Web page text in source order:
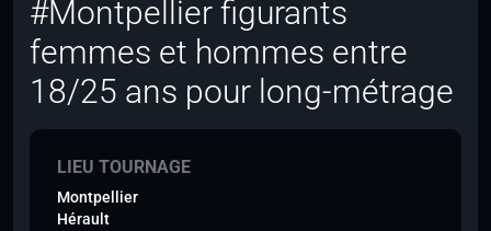
#Montpellier figurants
femmes et hommes entre
18/25 ans pour long-métrage
LIEU TOURNAGE
Montpellier
Hérault